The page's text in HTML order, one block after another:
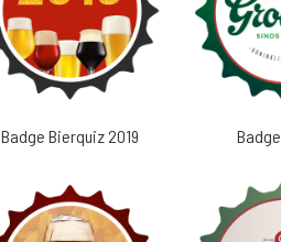
Badge Bierquiz 2019